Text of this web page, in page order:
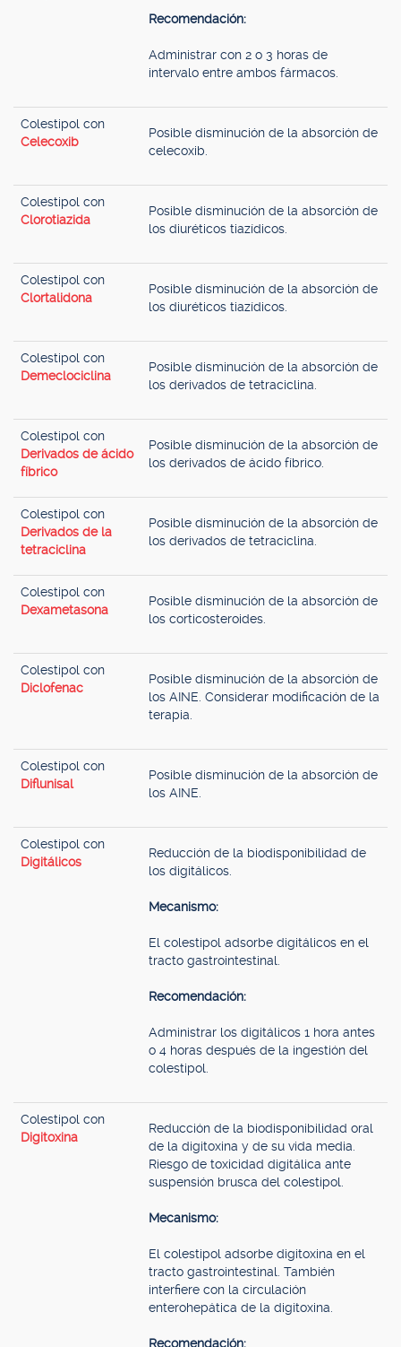
Recomendación:
Administrar con 2 o 3 horas de
intervalo entre ambos fármacos.
Colestipol con
Celecoxib
Posible disminución de la absorción de
celecoxib.
Colestipol con
Clorotiazida
Posible disminución de la absorción de
los diuréticos tiazídicos.
Colestipol con
Clortalidona
Posible disminución de la absorción de
los diuréticos tiazídicos.
Colestipol con
Demeclociclina
Posible disminución de la absorción de
los derivados de tetraciclina.
Colestipol con
Derivados de ácido
fíbrico
Posible disminución de la absorción de
los derivados de ácido fíbrico.
Colestipol con
Derivados de la
tetraciclina
Posible disminución de la absorción de
los derivados de tetraciclina.
Colestipol con
Dexametasona
Posible disminución de la absorción de
los corticosteroides.
Colestipol con
Diclofenac
Posible disminución de la absorción de
los AINE. Considerar modificación de la
terapia.
Colestipol con
Diflunisal
Posible disminución de la absorción de
los AINE.
Colestipol con
Digitálicos
Reducción de la biodisponibilidad de
los digitálicos.
Mecanismo:
El colestipol adsorbe digitálicos en el
tracto gastrointestinal.
Recomendación:
Administrar los digitálicos 1 hora antes
o 4 horas después de la ingestión del
colestipol.
Colestipol con
Digitoxina
Reducción de la biodisponibilidad oral
de la digitoxina y de su vida media.
Riesgo de toxicidad digitálica ante
suspensión brusca del colestipol.
Mecanismo:
El colestipol adsorbe digitoxina en el
tracto gastrointestinal. También
interfiere con la circulación
enterohepática de la digitoxina.
Recomendación: